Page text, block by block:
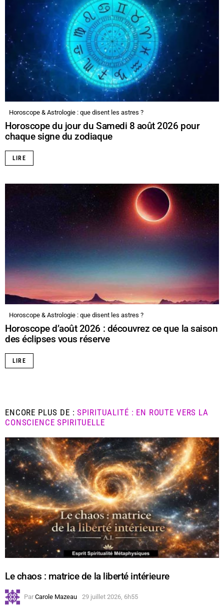
Horoscope & Astrologie : que disent les astres ?
Horoscope du jour du Samedi 8 août 2026 pour
chaque signe du zodiaque
LIRE
Horoscope & Astrologie : que disent les astres ?
Horoscope d’août 2026 : découvrez ce que la saison
des éclipses vous réserve
LIRE
ENCORE PLUS DE :SPIRITUALITÉ : EN ROUTE VERS LA
CONSCIENCE SPIRITUELLE
Le chaos : matrice de la liberté intérieure
Par Carole Mazeau 29 juillet 2026, 6h55